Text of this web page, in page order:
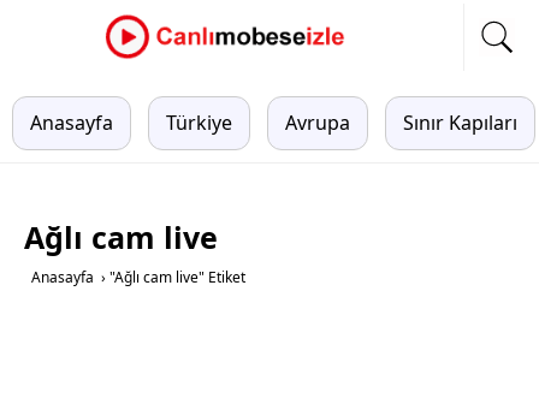
Anasayfa Türkiye Avrupa Sınır Kapıları
Ağlı cam live
Anasayfa › "Ağlı cam live" Etiket